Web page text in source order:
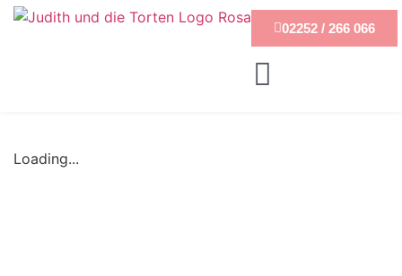
02252 / 266 066
Loading...